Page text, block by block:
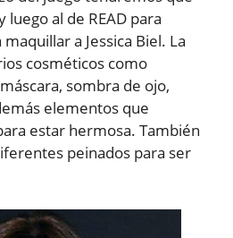
luego al de READ para
a Jessica Biel. La
cosméticos como
sombra de ojo,
elementos que
estar hermosa. También
peinados para ser